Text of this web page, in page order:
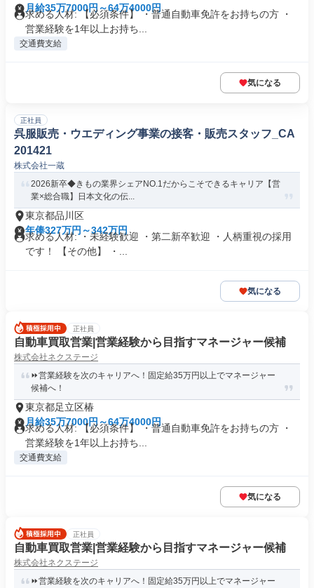
月給35万7000円～64万4000円
求める人材: 【必須条件】 ・普通自動車免許をお持ちの方 ・
営業経験を1年以上お持ち...
交通費支給
気になる
正社員
呉服販売・ウエディング事業の接客・販売スタッフ_CA
201421
株式会社一蔵
2026新卒◆きもの業界シェアNO.1だからこそできるキャリア【営
業×総合職】日本文化の伝...
東京都品川区
年俸327万円～342万円
求める人材: ・未経験歓迎 ・第二新卒歓迎 ・人柄重視の採用
です！ 【その他】 ・...
気になる
正社員
自動車買取営業|営業経験から目指すマネージャー候補
株式会社ネクステージ
⏩️営業経験を次のキャリアへ！固定給35万円以上でマネージャー
候補へ！
東京都足立区椿
月給35万7000円～64万4000円
求める人材: 【必須条件】 ・普通自動車免許をお持ちの方 ・
営業経験を1年以上お持ち...
交通費支給
気になる
正社員
自動車買取営業|営業経験から目指すマネージャー候補
株式会社ネクステージ
⏩️営業経験を次のキャリアへ！固定給35万円以上でマネージャー